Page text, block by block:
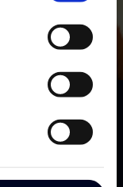
vilde heste og
ikke Mashas
er brun, han